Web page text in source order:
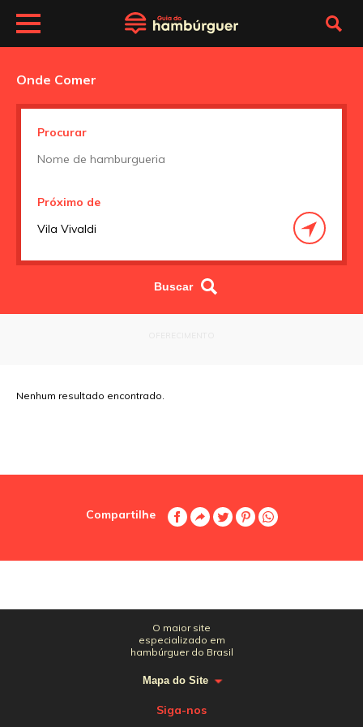
Onde Comer
Procurar
Próximo de
Nenhum resultado encontrado.
Compartilhe
O maior site
especializado em
hambúrguer do Brasil
Mapa do Site
Siga-nos